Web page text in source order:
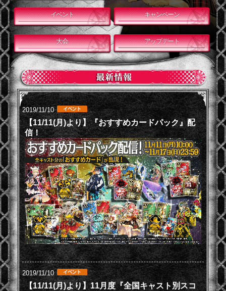
イベント キャンペーン
大会 アップデート
2019/11/10
【11/11(月)より】『おすすめカードパック』配
信！
2019/11/10
【11/11(月)より】11月度『全国キャスト別スコ